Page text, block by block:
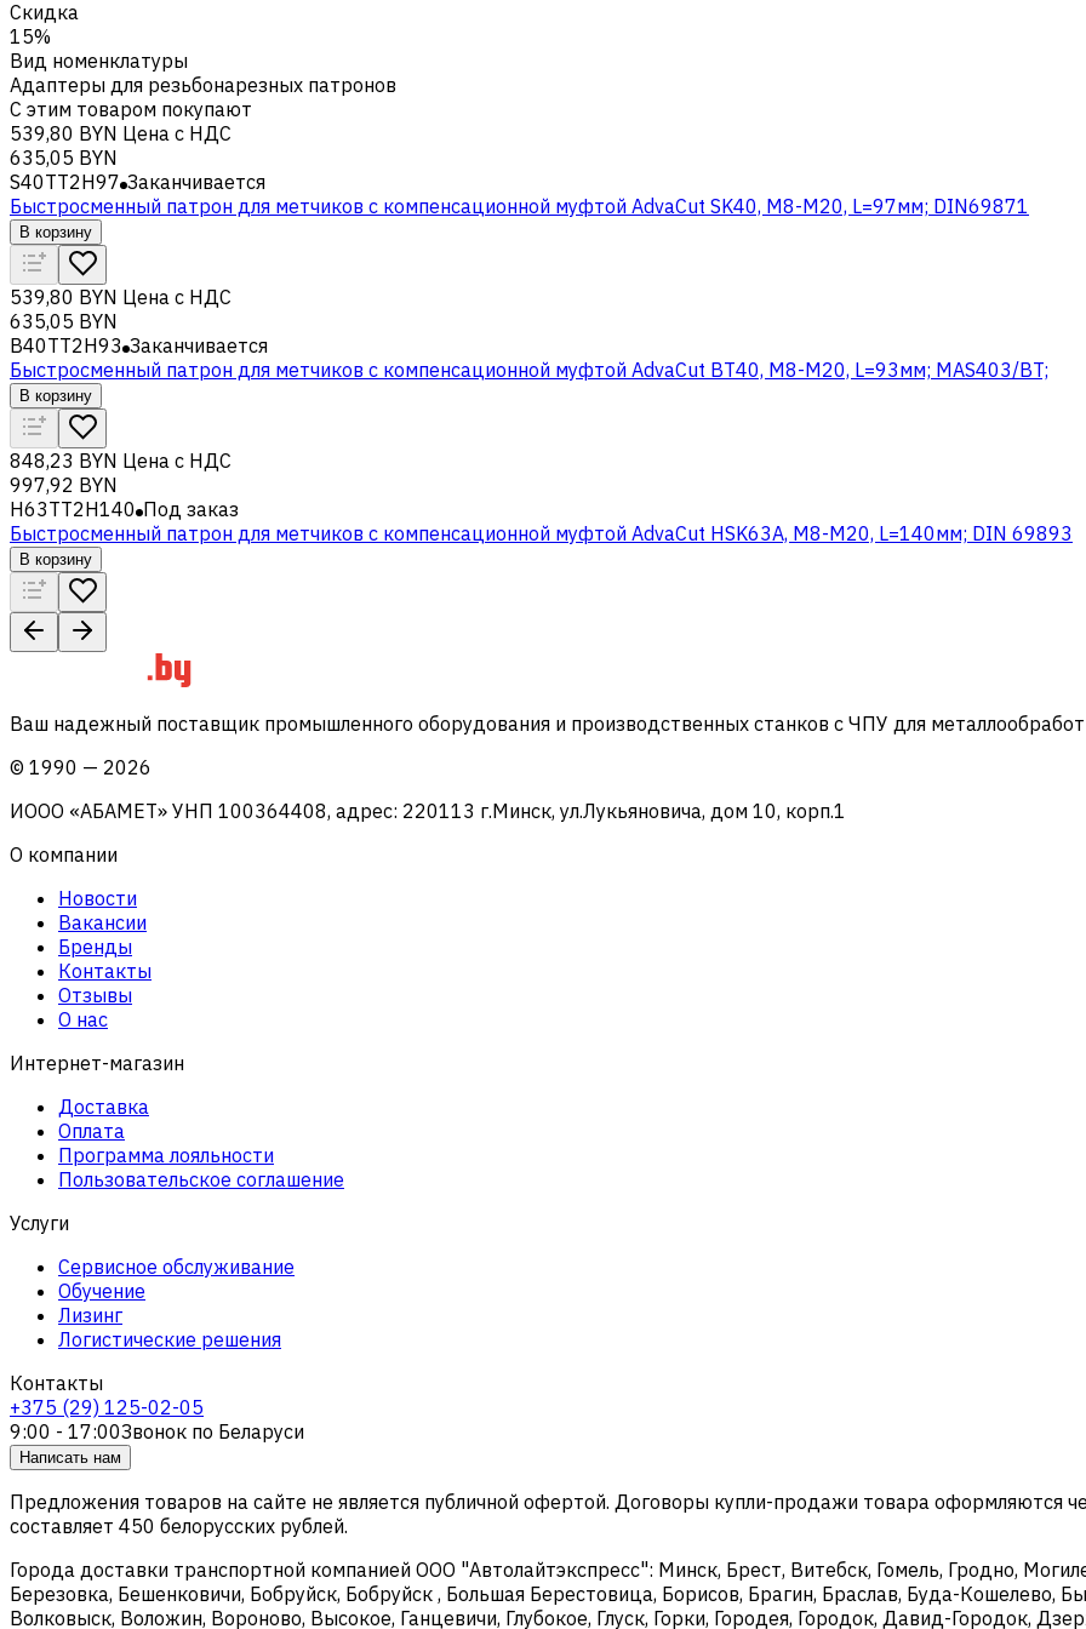
Скидка
15%
Вид номенклатуры
Адаптеры для резьбонарезных патронов
С этим товаром покупают
539,80 BYN Цена с НДС
635,05 BYN
S40TT2H97 Заканчивается
Быстросменный патрон для метчиков с компенсационной муфтой AdvaCut SK40, M8-M20, L=97мм; DIN69871
В корзину
539,80 BYN Цена с НДС
635,05 BYN
B40TT2H93 Заканчивается
Быстросменный патрон для метчиков с компенсационной муфтой AdvaCut BT40, M8-M20, L=93мм; MAS403/BT;
В корзину
848,23 BYN Цена с НДС
997,92 BYN
H63TT2H140 Под заказ
Быстросменный патрон для метчиков с компенсационной муфтой AdvaCut HSK63A, M8-M20, L=140мм; DIN 69893
В корзину
Ваш надежный поставщик промышленного оборудования и производственных станков с ЧПУ для
© 1990 — 2026
ИООО «АБАМЕТ» УНП 100364408, адрес: 220113 г.Минск, ул.Лукьяновича, дом 10, корп.1
О компании
Новости
Вакансии
Бренды
Контакты
Отзывы
О нас
Интернет-магазин
Доставка
Оплата
Программа лояльности
Пользовательское соглашение
Услуги
Сервисное обслуживание
Обучение
Лизинг
Логистические решения
Контакты
+375 (29) 125-02-05
9:00 - 17:00Звонок по Беларуси
Написать нам
Предложения товаров на сайте не является публичной офертой. Договоры купли-продажи товара оформляются
составляет 450 белорусских рублей.
Города доставки транспортной компанией ООО "Автолайтэкспресс": Минск, Брест, Витебск, Гомель, Гродно,
Березовка, Бешенковичи, Бобруйск, Бобруйск , Большая Берестовица, Борисов, Брагин, Браслав, Буда-Кошелево,
Волковыск, Воложин, Вороново, Высокое, Ганцевичи, Глубокое, Глуск, Горки, Городея, Городок, Давид-Городок,